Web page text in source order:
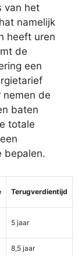
van het
namelijk
heeft uren
de
een
nemen de
baten
totale
bepalen.
Terugverdientijd
5 jaar
8,5 jaar